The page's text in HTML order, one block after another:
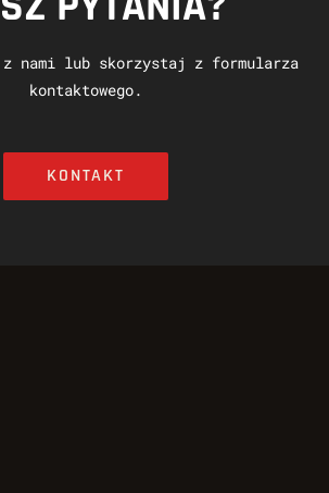
nami lub skorzystaj z formularza
kontaktowego.
KONTAKT